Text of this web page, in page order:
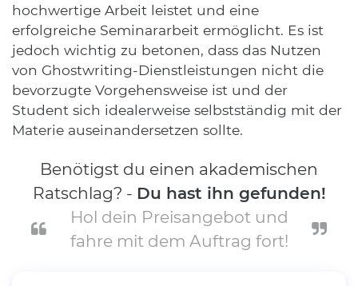
hochwertige Arbeit leistet und eine
erfolgreiche Seminararbeit ermöglicht. Es ist
jedoch wichtig zu betonen, dass das Nutzen
von Ghostwriting-Dienstleistungen nicht die
bevorzugte Vorgehensweise ist und der
Student sich idealerweise selbstständig mit der
Materie auseinandersetzen sollte.
Benötigst du einen akademischen
Ratschlag? - Du hast ihn gefunden!
Hol dein Preisangebot und
fahre mit dem Auftrag fort!